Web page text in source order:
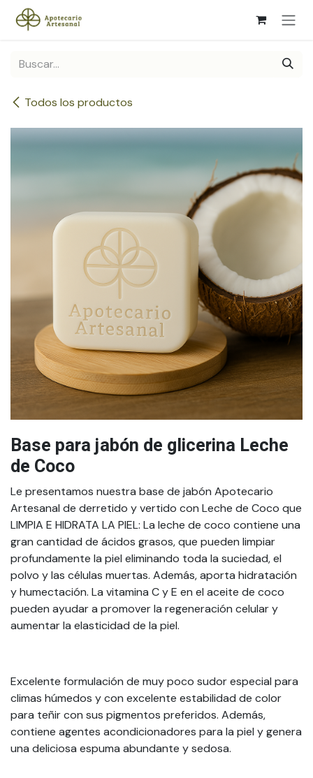
Ir al contenido
Todos los productos
Base para jabón de glicerina Leche
de Coco
Le presentamos nuestra base de jabón Apotecario
Artesanal de derretido y vertido con Leche de Coco que
LIMPIA E HIDRATA LA PIEL: La leche de coco contiene una
gran cantidad de ácidos grasos, que pueden limpiar
profundamente la piel eliminando toda la suciedad, el
polvo y las células muertas. Además, aporta hidratación
y humectación. La vitamina C y E en el aceite de coco
pueden ayudar a promover la regeneración celular y
aumentar la elasticidad de la piel.
Excelente formulación de muy poco sudor especial para
climas húmedos y con excelente estabilidad de color
para teñir con sus pigmentos preferidos. Además,
contiene agentes acondicionadores para la piel y genera
una deliciosa espuma abundante y sedosa.